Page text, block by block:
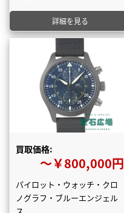
詳細を見る
買取価格:
〜￥800,000円
パイロット・ウォッチ・クロ
ノグラフ・ブルーエンジェル